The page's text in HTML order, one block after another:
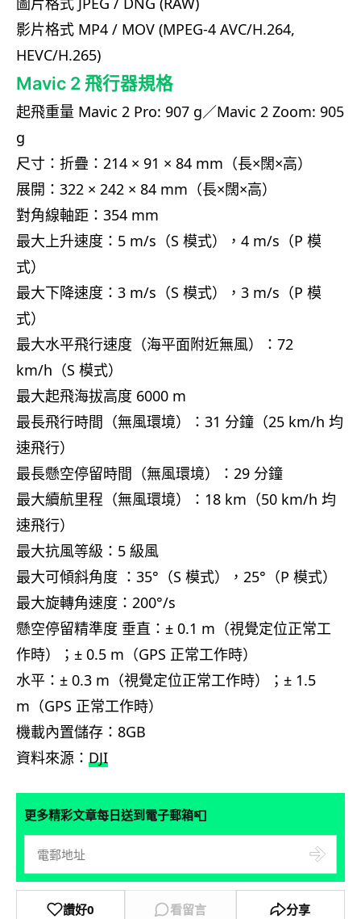
影片格式 MP4 / MOV (MPEG-4 AVC/H.264,
HEVC/H.265)
Mavic 2 飛行器規格
起飛重量 Mavic 2 Pro: 907 g／Mavic 2 Zoom: 905
g
尺寸：折疊：214 × 91 × 84 mm（長×闊×高）
展開：322 × 242 × 84 mm（長×闊×高）
對角線軸距：354 mm
最大上升速度：5 m/s（S 模式），4 m/s（P 模
式）
最大下降速度：3 m/s（S 模式），3 m/s（P 模
式）
最大水平飛行速度（海平面附近無風）：72
km/h（S 模式）
最大起飛海拔高度 6000 m
最長飛行時間（無風環境）：31 分鐘（25 km/h 均
速飛行）
最長懸空停留時間（無風環境）：29 分鐘
最大續航里程（無風環境）：18 km（50 km/h 均
速飛行）
最大抗風等級：5 級風
最大可傾斜角度 ：35°（S 模式），25°（P 模式）
最大旋轉角速度：200°/s
懸空停留精準度 垂直：± 0.1 m（視覺定位正常工
作時）；± 0.5 m（GPS 正常工作時）
水平：± 0.3 m（視覺定位正常工作時）；± 1.5
m（GPS 正常工作時）
機載內置儲存：8GB
資料來源： DJI
更多精彩文章每日送到電子郵箱📮
讚好0 看留言 分享